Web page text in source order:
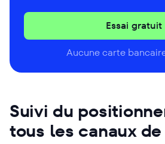
Essai gratuit
Aucune carte
Suivi du
tous les canaux